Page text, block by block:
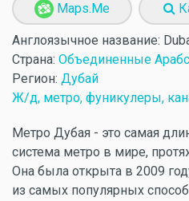
Maps.Me
Англоязычное название:
Страна: Объединенные
Регион: Дубай
Ж/д, метро, фуникулеры,
Метро Дубая - это самая
система метро в мире,
Она была открыта в 2009
из самых популярных